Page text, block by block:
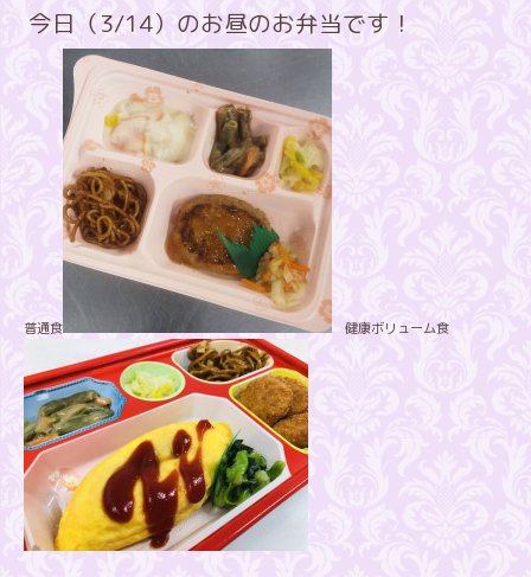
今日（3/14）のお昼のお弁当です！
普通食 健康ボリューム食